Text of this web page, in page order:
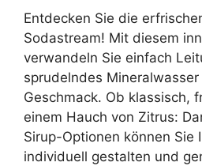
Entdecken Sie die
Sodastream! Mit diesem
verwandeln Sie einfach
sprudelndes
Geschmack. Ob klassisch,
einem Hauch von Zitrus:
Sirup-Optionen können Sie
individuell gestalten und